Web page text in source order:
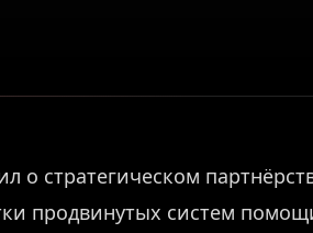
о стратегическом
продвинутых систем